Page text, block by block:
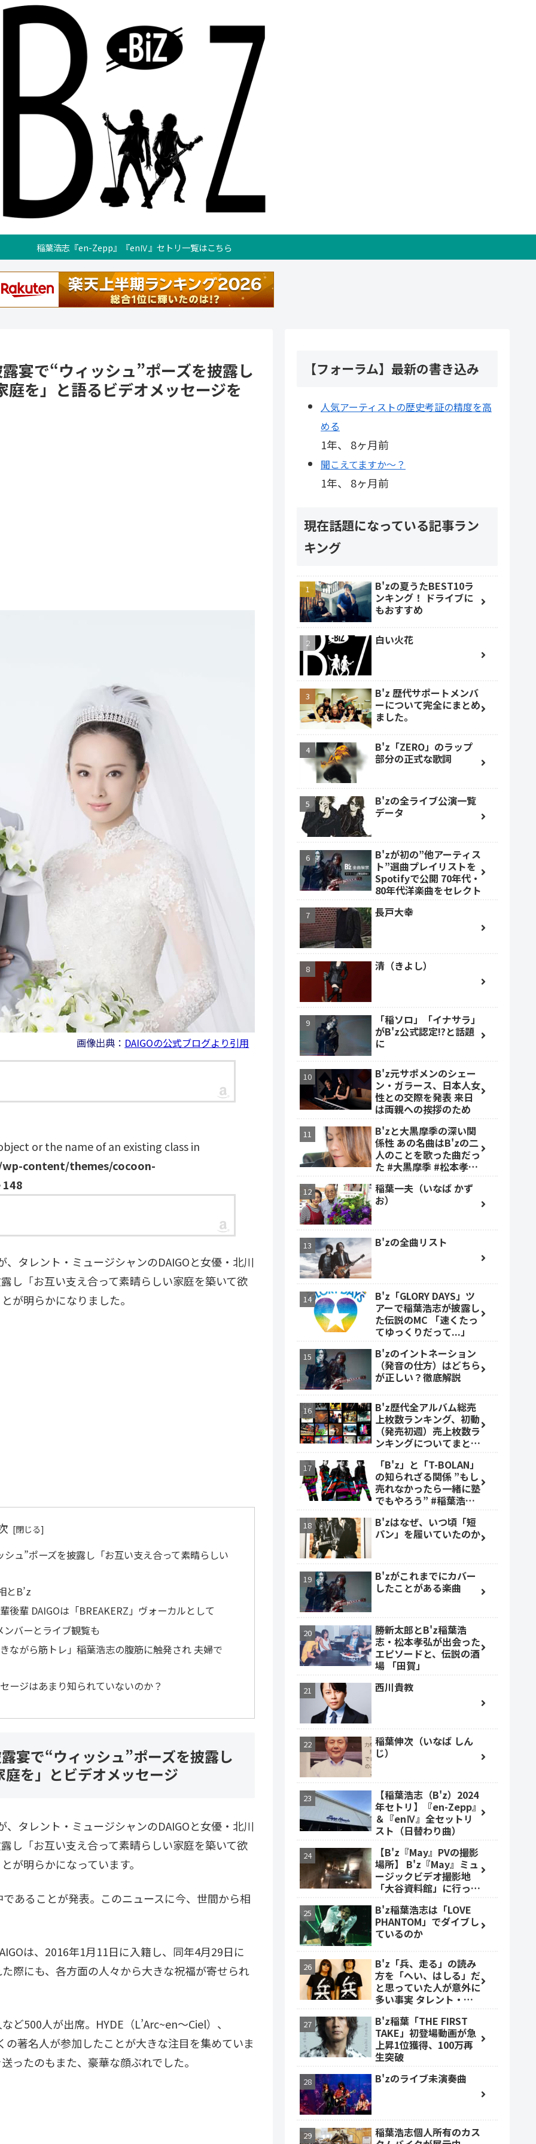
稲葉浩志『en-Zepp』『enⅣ』セトリ一覧はこちら
宴で“ウィッシュ”ポーズを披露し
を」と語るビデオメッセージを
画像出典： DAIGOの公式ブログより引用
or the name of an existing class in
content/themes/cocoon-
148
タレント・ミュージシャンのDAIGOと女優・北川
し「お互い支え合って素晴らしい家庭を築いて欲
が明らかになりました。
ュ”ポーズを披露し「お互い支え合って素晴らしい
とB’z
後輩 DAIGOは「BREAKERZ」ヴォーカルとして
ンバーとライブ観覧も
ながら筋トレ」稲葉浩志の腹筋に触発され 夫婦で
ージはあまり知られていないのか？
宴で“ウィッシュ”ポーズを披露し
を」とビデオメッセージ
タレント・ミュージシャンのDAIGOと女優・北川
し「お互い支え合って素晴らしい家庭を築いて欲
が明らかになっています。
あることが発表。このニュースに今、世間から相
は、2016年1月11日に入籍し、同年4月29日に
際にも、各方面の人々から大きな祝福が寄せられ
500人が出席。HYDE（L’Arc~en～Ciel）、
著名人が参加したことが大きな注目を集めていま
ったのもまた、豪華な顔ぶれでした。
【フォーラム】最新の書き込み
人気アーティストの歴史考証の精度を高
める
1年、 8ヶ月前
聞こえてますか～？
1年、 8ヶ月前
現在話題になっている記事ラン
キング
B'zの夏うたBEST10ラ
ンキング！ ドライブに
もおすすめ
白い火花
B'z 歴代サポートメンバ
ーについて完全にまとめ
ました。
B'z「ZERO」のラップ
部分の正式な歌詞
B'zの全ライブ公演一覧
データ
B'zが初の”他アーティス
ト”選曲プレイリストを
Spotifyで公開 70年代・
80年代洋楽曲をセレクト
長戸大幸
清（きよし）
「稲ソロ」「イナサラ」
がB'z公式認定!?と話題
に
B'z元サポメンのシェー
ン・ガラース、日本人女
性との交際を発表 来日
は両親への挨拶のため
B'zと大黒摩季の深い関
係性 あの名曲はB'zの二
人のことを歌った曲だっ
た #大黒摩季 #松本孝弘
稲葉一夫（いなば かず
お）
B'zの全曲リスト
B'z「GLORY DAYS」ツ
アーで稲葉浩志が披露し
た伝説のMC 「速くたっ
てゆっくりだって...」
B'zのイントネーション
（発音の仕方）はどちら
が正しい？徹底解説
B'z歴代全アルバム総売
上枚数ランキング、初動
（発売初週）売上枚数ラ
ンキングについてまとめ
「B'z」と「T-BOLAN」
の知られざる関係 ”もし
売れなかったら一緒に塾
でもやろう” #稲葉浩志
B'zはなぜ、いつ頃「短
パン」を履いていたのか
B'zがこれまでにカバー
したことがある楽曲
勝新太郎とB'z稲葉浩
志・松本孝弘が出会った
エピソードと、伝説の酒
場 「田賀」
西川貴教
稲葉伸次（いなば しん
じ）
【稲葉浩志（B'z）2024
年セトリ】『en-Zepp』
＆『enⅣ』全セットリ
スト（日替わり曲）
【B'z『May』PVの撮影
場所】 B'z『May』ミュ
ージックビデオ撮影地
「大谷資料館」に行って
B'z稲葉浩志は「LOVE
PHANTOM」でダイブし
ているのか
B'z「兵、走る」の読み
方を「へい、はしる」だ
と思っていた人が意外に
多い事実 タレント・ベ
B'z稲葉「THE FIRST
TAKE」初登場動画が急
上昇1位獲得、100万再
生突破
B'zのライブ未演奏曲
稲葉浩志個人所有のカス